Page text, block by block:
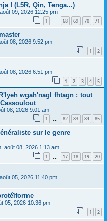
! (L5R, Qin, Tenga...)
09, 2026 12:25 pm
1 68 69 70 71
08, 2026 9:52 pm
1 2
08, 2026 6:51 pm
1 2 3 4 5
wgah'nagl fhtagn : tout
08, 2026 9:01 am
1 82 83 84 85
sur le genre
août 08, 2026 1:13 am
1 17 18 19 20
05, 2026 11:40 pm
05, 2026 10:36 pm
1 2